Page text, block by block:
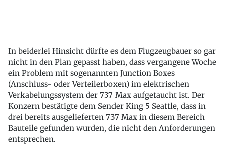
In beiderlei Hinsicht dürfte es dem Flugzeugbauer so gar
nicht in den Plan gepasst haben, dass vergangene Woche
ein Problem mit sogenannten Junction Boxes
(Anschluss- oder Verteilerboxen) im elektrischen
Verkabelungssystem der 737 Max aufgetaucht ist. Der
Konzern bestätigte dem Sender King 5 Seattle, dass in
drei bereits ausgelieferten 737 Max in diesem Bereich
Bauteile gefunden wurden, die nicht den Anforderungen
entsprechen.